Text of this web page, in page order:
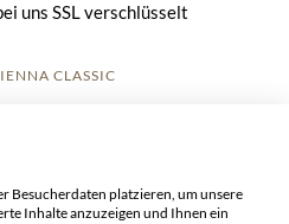
uns SSL verschlüsselt
CLASSIC
Besucherdaten platzieren, um unsere
Inhalte anzuzeigen und Ihnen ein